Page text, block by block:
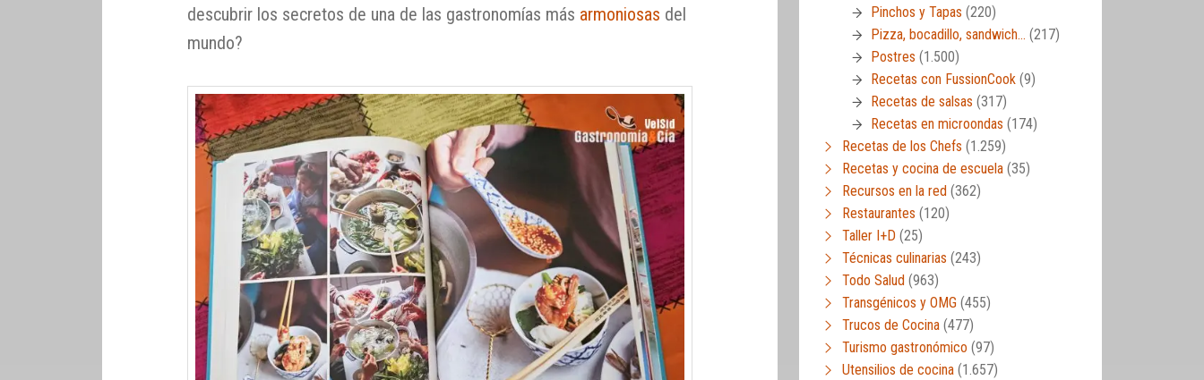
descubrir los secretos de una de las gastronomías más armoniosas del
mundo?
Pinchos y Tapas (220)
Pizza, bocadillo, sandwich… (217)
Postres (1.500)
Recetas con FussionCook (9)
Recetas de salsas (317)
Recetas en microondas (174)
Recetas de los Chefs (1.259)
Recetas y cocina de escuela (35)
Recursos en la red (362)
Restaurantes (120)
Taller I+D (25)
Técnicas culinarias (243)
Todo Salud (963)
Transgénicos y OMG (455)
Trucos de Cocina (477)
Turismo gastronómico (97)
Utensilios de cocina (1.657)